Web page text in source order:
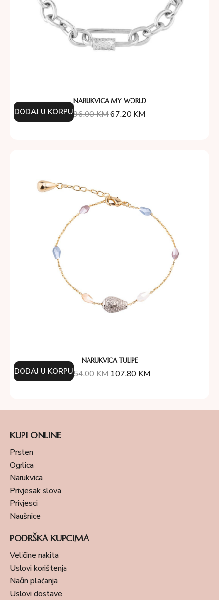
NARUKVICA MY WORLD
96.00KM67.20 KM
DODAJ U KORPU
NARUKVICA TULIPE
154.00KM 107.80 KM
DODAJ U KORPU
KUPI ONLINE
Prsten
Ogrlica
Narukvica
Privjesak slova
Privjesci
Naušnice
PODRŠKA KUPCIMA
Veličine nakita
Uslovi korištenja
Način plaćanja
Uslovi dostave